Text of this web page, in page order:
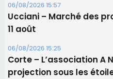
06/08/2026 15:57
Ucciani – Marché des
11 août
06/08/2026 15:25
Corte – L’association A
projection sous les